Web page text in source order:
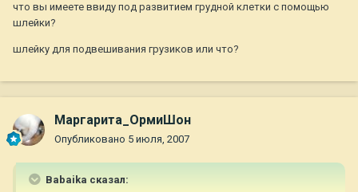
что вы имеете ввиду под развитием грудной клетки с помощью
шлейки?
шлейку для подвешивания грузиков или что?
Маргарита_ОрмиШон
Опубликовано 5 июля, 2007
Babaika сказал: